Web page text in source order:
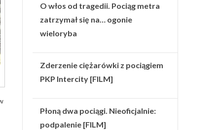
O włos od tragedii. Pociąg metra
zatrzymał się na… ogonie
wieloryba
Zderzenie ciężarówki z pociągiem
PKP Intercity [FILM]
Płoną dwa pociągi. Nieoficjalnie:
podpalenie [FILM]